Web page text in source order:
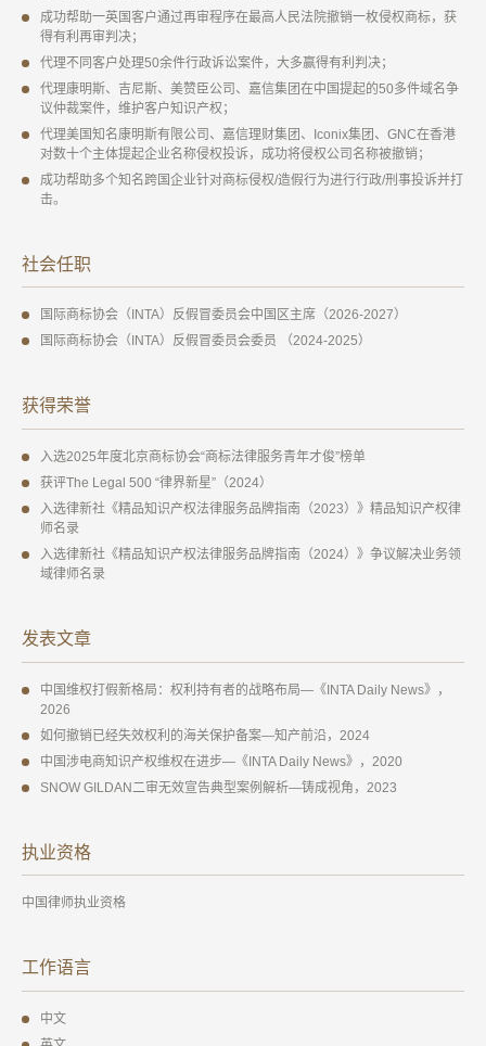
成功帮助一英国客户通过再审程序在最高人民法院撤销一枚侵权商标，获
得有利再审判决；
代理不同客户处理50余件行政诉讼案件，大多赢得有利判决；
代理康明斯、吉尼斯、美赞臣公司、嘉信集团在中国提起的50多件域名争
议仲裁案件，维护客户知识产权；
代理美国知名康明斯有限公司、嘉信理财集团、Iconix集团、GNC在香港
对数十个主体提起企业名称侵权投诉，成功将侵权公司名称被撤销；
成功帮助多个知名跨国企业针对商标侵权/造假行为进行行政/刑事投诉并打
击。
社会任职
国际商标协会（INTA）反假冒委员会中国区主席（2026-2027）
国际商标协会（INTA）反假冒委员会委员 （2024-2025）
获得荣誉
入选2025年度北京商标协会“商标法律服务青年才俊”榜单
获评The Legal 500 “律界新星”（2024）
入选律新社《精品知识产权法律服务品牌指南（2023）》精品知识产权律
师名录
入选律新社《精品知识产权法律服务品牌指南（2024）》争议解决业务领
域律师名录
发表文章
中国维权打假新格局：权利持有者的战略布局—《INTA Daily News》，
2026
如何撤销已经失效权利的海关保护备案—知产前沿，2024
中国涉电商知识产权维权在进步—《INTA Daily News》，2020
SNOW GILDAN二审无效宣告典型案例解析—铸成视角，2023
执业资格
中国律师执业资格
工作语言
中文